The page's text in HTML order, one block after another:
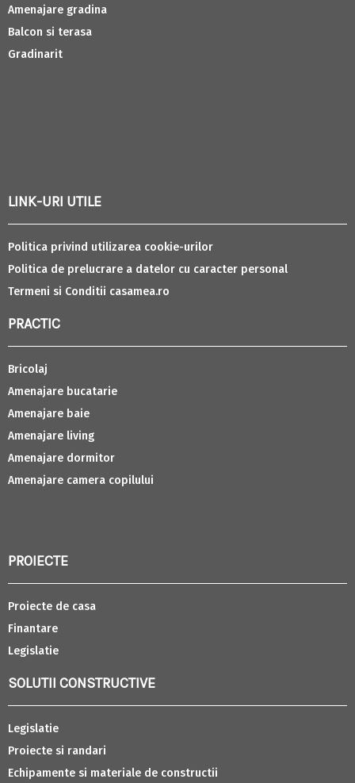
Amenajare gradina
Balcon si terasa
Gradinarit
LINK-URI UTILE
Politica privind utilizarea cookie-urilor
Politica de prelucrare a datelor cu caracter personal
Termeni si Conditii casamea.ro
PRACTIC
Bricolaj
Amenajare bucatarie
Amenajare baie
Amenajare living
Amenajare dormitor
Amenajare camera copilului
PROIECTE
Proiecte de casa
Finantare
Legislatie
SOLUTII CONSTRUCTIVE
Legislatie
Proiecte si randari
Echipamente si materiale de constructii